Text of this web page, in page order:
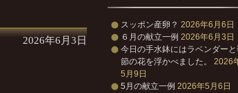
2026年6月3日
スッポン産卵？ 2026年6月6日
６月の献立一例 2026年6月3日
今日の手水鉢にはラベンダー
節の花を浮かべました。
2026
5月9日
5月の献立一例 2026年5月6日